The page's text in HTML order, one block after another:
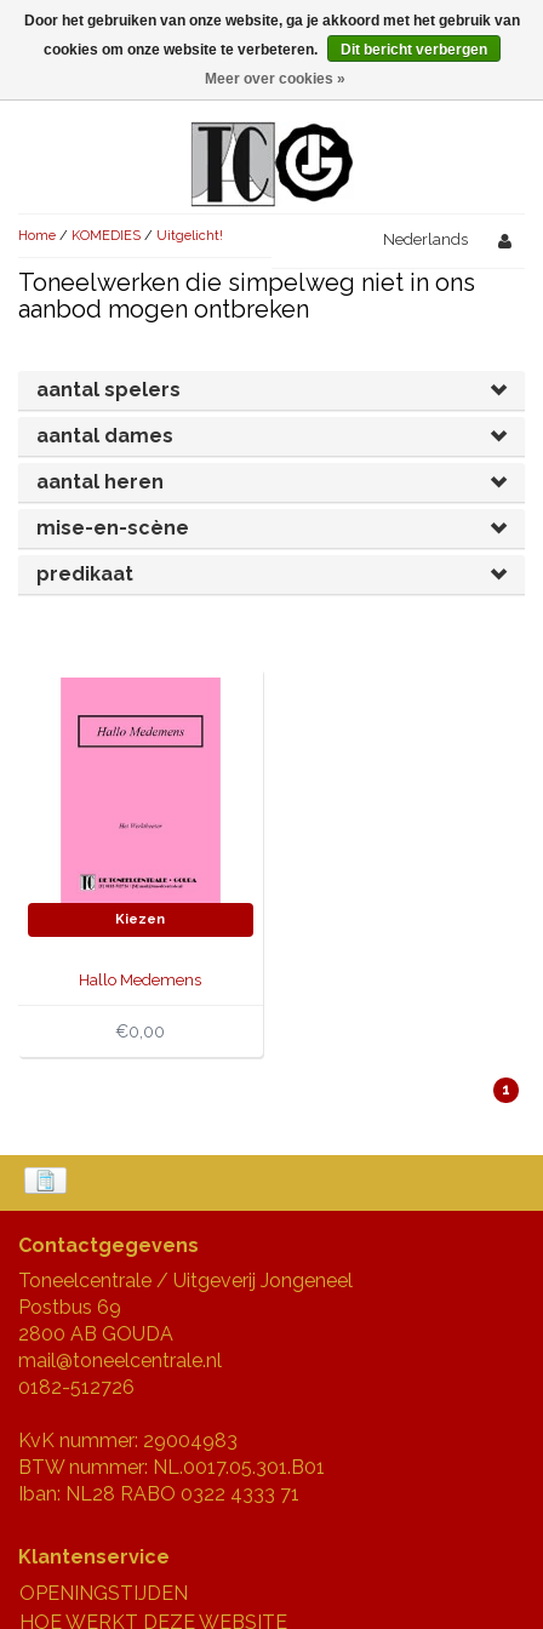
Menu
AVONDVULLEND (+75')
KORT (-30')
OVERIG (30'-75')
AVONDVULLEND (+75')
KORT (-30')
AVONDVULLEND (+75')
OVERIG (30'-75')
UITGELICHT!
SENIORENTONEEL
KORT (-30')
OVERIG (30'-75')
UITGELICHT!
JUBILEUMSTUK
MUSICAL
VOLKSTONEEL
OVERIG
SINTERKLAASTONEEL
KERSTTONEEL
JONGERENTONEEL
THEATERBOEKEN
SKETCHES
RECHTEN REGELEN
Home / KOMEDIES / Uitgelicht! Nederlands
Toneelwerken die simpelweg niet in ons
aanbod mogen ontbreken
aantal spelers
aantal dames
aantal heren
mise-en-scène
predikaat
Kiezen
Hallo Medemens
€0,00
1
Contactgegevens
Toneelcentrale / Uitgeverij Jongeneel
Postbus 69
2800 AB GOUDA
mail@toneelcentrale.nl
0182-512726
KvK nummer: 29004983
BTW nummer: NL.0017.05.301.B01
Iban: NL28 RABO 0322 4333 71
Klantenservice
OPENINGSTIJDEN
HOE WERKT DEZE WEBSITE
Door het gebruiken van onze website, ga je akkoord met het gebruik van
cookies om onze website te verbeteren.
Dit bericht verbergen
Meer over cookies »